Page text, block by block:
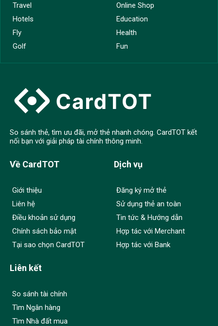
Travel
Hotels
Fly
Golf
Online Shop
Education
Health
Fun
So sánh thẻ, tìm ưu đãi, mở thẻ nhanh chóng. CardTOT kết
nối bạn với giải pháp tài chính thông minh.
Về CardTOT
Giới thiệu
Liên hệ
Điều khoản sử dụng
Chính sách bảo mật
Tại sao chọn CardTOT
Dịch vụ
Đăng ký mở thẻ
Sử dụng thẻ an toàn
Tin tức & Hướng dẫn
Hợp tác với Merchant
Hợp tác với Bank
Liên kết
So sánh tài chính
Tìm Ngân hàng
Tìm Nhà đất mua